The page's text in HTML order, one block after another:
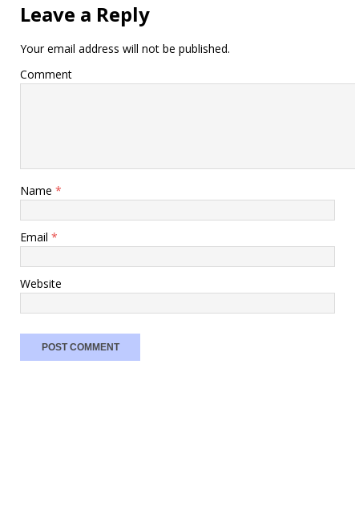
Leave a Reply
Your email address will not be published.
Comment
Name *
Email *
Website